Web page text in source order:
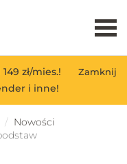
Zamknij
zł/mies.!
i inne!
Nowości